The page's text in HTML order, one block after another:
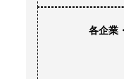
各企業